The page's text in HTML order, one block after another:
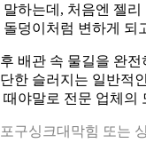
말하는데, 처음엔 젤
돌덩이처럼 변하게 되
배관 속 물길을 완
한 슬러지는 일반적
때야말로 전문 업체의
구싱크대막힘 또는